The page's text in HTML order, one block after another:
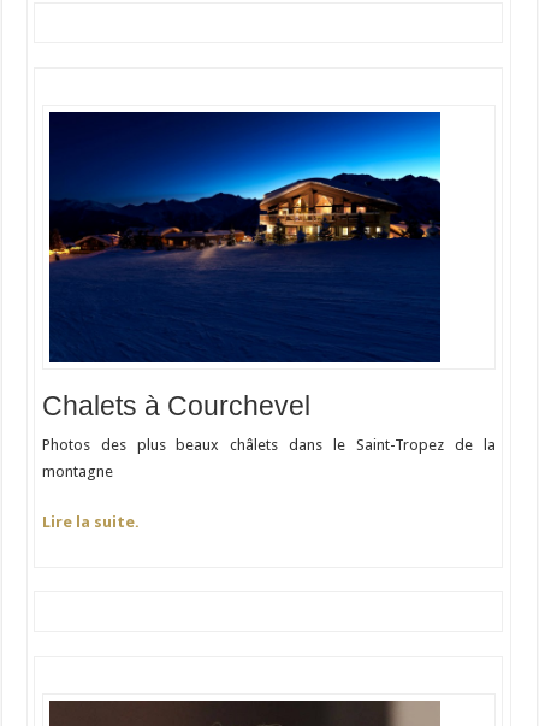
Chalets à Courchevel
Photos des plus beaux châlets dans le Saint-Tropez de la
montagne
Lire la suite.